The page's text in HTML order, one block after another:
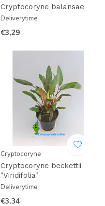
Cryptocoryne balansae
Deliverytime
€3,29
Cryptocoryne
Cryptocoryne beckettii
"Viridifolia"
Deliverytime
€3,34